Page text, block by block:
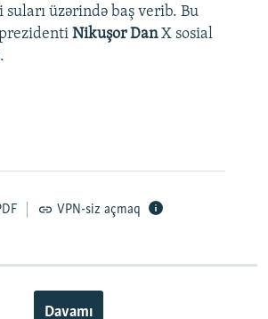
suları üzərində baş verib. Bu
Nikuşor DanX sosial
VPN-siz açmaq
Davamı